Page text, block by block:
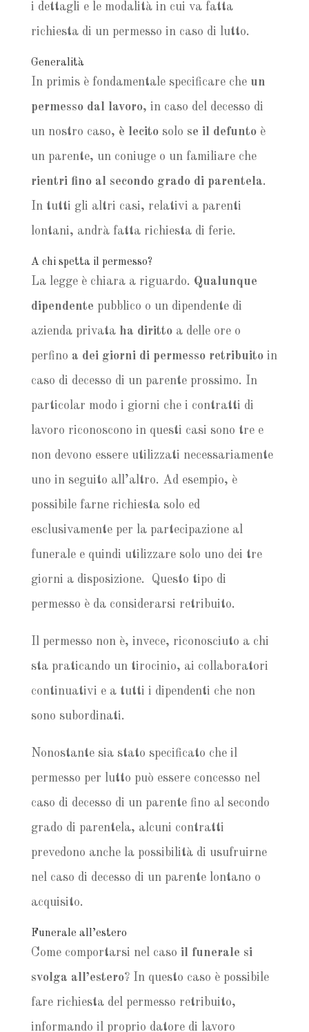
i dettagli e le modalità in cui va fatta
richiesta di un permesso in caso di lutto.
Generalità
In primis è fondamentale specificare che un
permesso dal lavoro, in caso del decesso di
un nostro caso, è lecitosolo se il defuntoè
un parente, un coniuge o un familiare che
rientri fino al secondo grado di parentela.
In tutti gli altri casi, relativi a parenti
lontani, andrà fatta richiesta di ferie.
A chi spetta il permesso?
La legge è chiara a riguardo. Qualunque
dipendente pubblico o un dipendente di
azienda privata ha dirittoa delle ore o
perfino a dei giorni di permesso retribuitoin
caso di decesso di un parente prossimo. In
particolar modo i giorni che i contratti di
lavoro riconoscono in questi casi sono tre e
non devono essere utilizzati necessariamente
uno in seguito all’altro. Ad esempio, è
possibile farne richiesta solo ed
esclusivamente per la partecipazione al
funerale e quindi utilizzare solo uno dei tre
giorni a disposizione. Questo tipo di
permesso è da considerarsi retribuito.
Il permesso non è, invece, riconosciuto a chi
sta praticando un tirocinio, ai collaboratori
continuativi e a tutti i dipendenti che non
sono subordinati.
Nonostante sia stato specificato che il
permesso per lutto può essere concesso nel
caso di decesso di un parente fino al secondo
grado di parentela, alcuni contratti
prevedono anche la possibilità di usufruirne
nel caso di decesso di un parente lontano o
acquisito.
Funerale all’estero
Come comportarsi nel caso il funerale si
svolga all’estero? In questo caso è possibile
fare richiesta del permesso retribuito,
informando il proprio datore di lavoro